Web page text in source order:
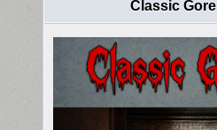
Classic Gore